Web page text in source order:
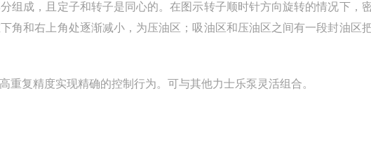
组成，且定子和转子是同心的。在图示转子顺时针方向旋转的情况下，
角和右上角处逐渐减小，为压油区；吸油区和压油区之间有一段封油区
复精度实现精确的控制行为。可与其他力士乐泵灵活组合。